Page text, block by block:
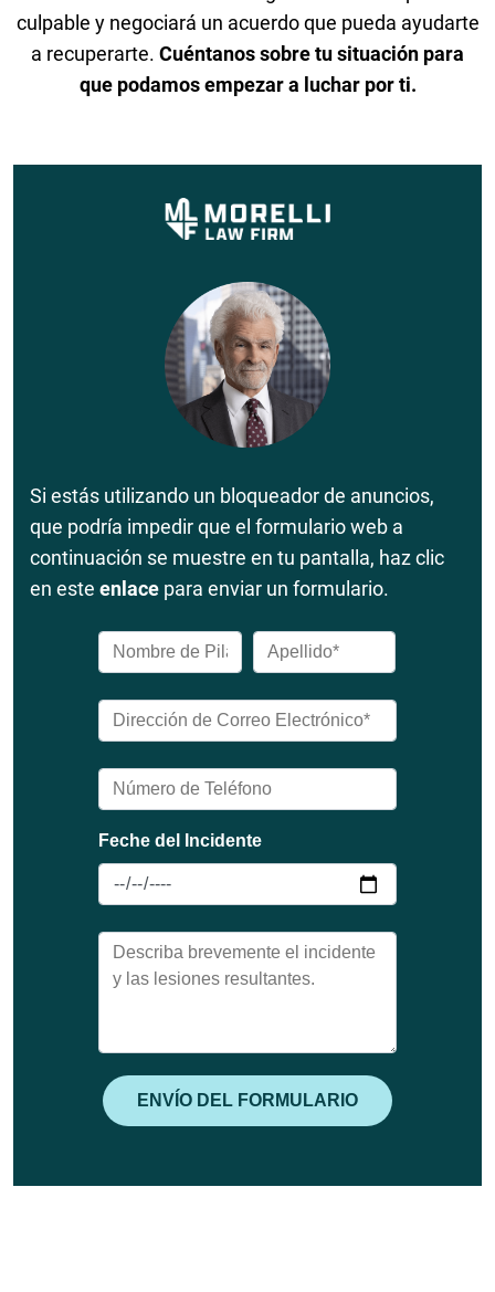
culpable y negociará un acuerdo que pueda ayudarte
a recuperarte. Cuéntanos sobre tu situación para
que podamos empezar a luchar por ti.
Si estás utilizando un bloqueador de anuncios,
que podría impedir que el formulario web a
continuación se muestre en tu pantalla, haz clic
en este enlace para enviar un formulario.